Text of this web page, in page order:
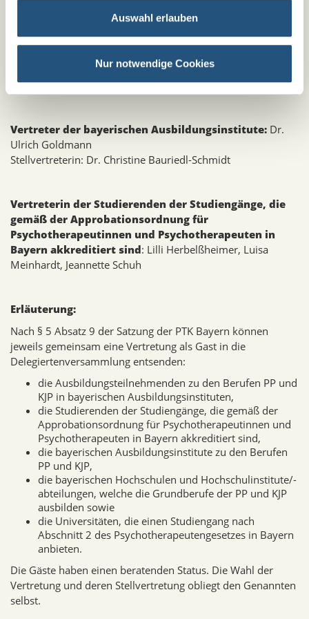
Auswahl erlauben
Nur notwendige Cookies
Vertreterin der bayerischen Universitäten, die einen
Psychotherapeutengesetzes in Bayern anbieten:
Theresa Wechsler
Vertreter der bayerischen Ausbildungsinstitute: Dr.
Ulrich Goldmann
Stellvertreterin: Dr. Christine Bauriedl-Schmidt
Vertreterin der Studierenden der Studiengänge, die
gemäß der Approbationsordnung für
Psychotherapeutinnen und Psychotherapeuten in
Bayern akkreditiert sind: Lilli Herbelßheimer, Luisa
Meinhardt, Jeannette Schuh
Erläuterung:
Nach § 5 Absatz 9 der Satzung der PTK Bayern können
jeweils gemeinsam eine Vertretung als Gast in die
Delegiertenversammlung entsenden:
die Ausbildungsteilnehmenden zu den Berufen PP und
KJP in bayerischen Ausbildungsinstituten,
die Studierenden der Studiengänge, die gemäß der
Approbationsordnung für Psychotherapeutinnen und
Psychotherapeuten in Bayern akkreditiert sind,
die bayerischen Ausbildungsinstitute zu den Berufen
PP und KJP,
die bayerischen Hochschulen und Hochschulinstitute/-
abteilungen, welche die Grundberufe der PP und KJP
ausbilden sowie
die Universitäten, die einen Studiengang nach
Abschnitt 2 des Psychotherapeutengesetzes in Bayern
anbieten.
Die Gäste haben einen beratenden Status. Die Wahl der
Vertretung und deren Stellvertretung obliegt den Genannten
selbst.